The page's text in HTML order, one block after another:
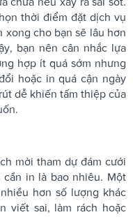
thời điểm đặt dịch vụ
xong cho bạn sẽ lâu hơn
bạn nên cân nhắc lựa
hợp ít quá sớm nhưng
hoặc in quá cận ngày
dễ khiến tấm thiệp của
mời tham dự đám cưới
in là bao nhiêu. Một
hơn số lượng khác
viết sai, làm rách hoặc